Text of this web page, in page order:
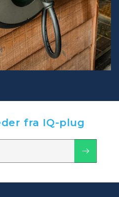
fra IQ-plug